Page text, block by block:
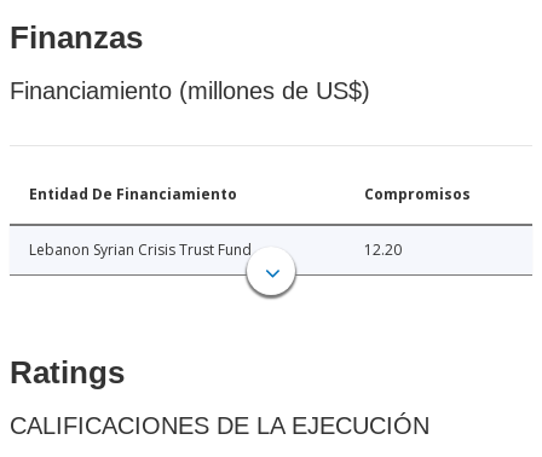
Finanzas
Financiamiento (millones de US$)
Entidad De Financiamiento Compromisos
Lebanon Syrian Crisis Trust Fund 12.20
Ratings
CALIFICACIONES DE LA EJECUCIÓN